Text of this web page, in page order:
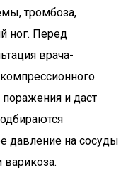
тромбоза,
ног. Перед
врача-
поражения и даст
давление на сосуды
варикоза.